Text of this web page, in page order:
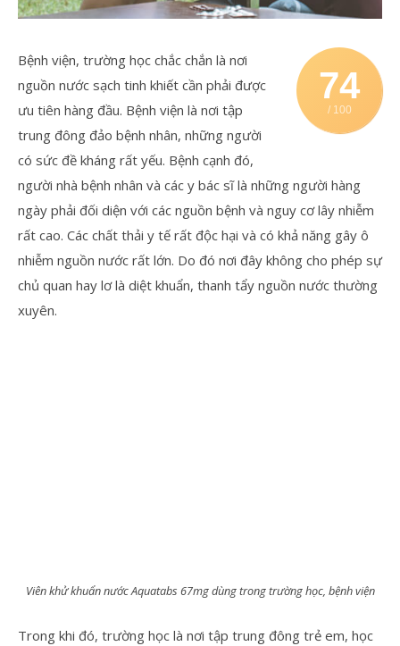
74
/ 100
Bệnh viện, trường học chắc chắn là nơi
nguồn nước sạch tinh khiết cần phải được
ưu tiên hàng đầu. Bệnh viện là nơi tập
trung đông đảo bệnh nhân, những người
có sức đề kháng rất yếu. Bệnh cạnh đó,
người nhà bệnh nhân và các y bác sĩ là những người hàng
ngày phải đối diện với các nguồn bệnh và nguy cơ lây nhiễm
rất cao. Các chất thải y tế rất độc hại và có khả năng gây ô
nhiễm nguồn nước rất lớn. Do đó nơi đây không cho phép sự
chủ quan hay lơ là diệt khuẩn, thanh tẩy nguồn nước thường
xuyên.
Viên khử khuẩn nước Aquatabs 67mg dùng trong trường học, bệnh viện
Trong khi đó, trường học là nơi tập trung đông trẻ em, học